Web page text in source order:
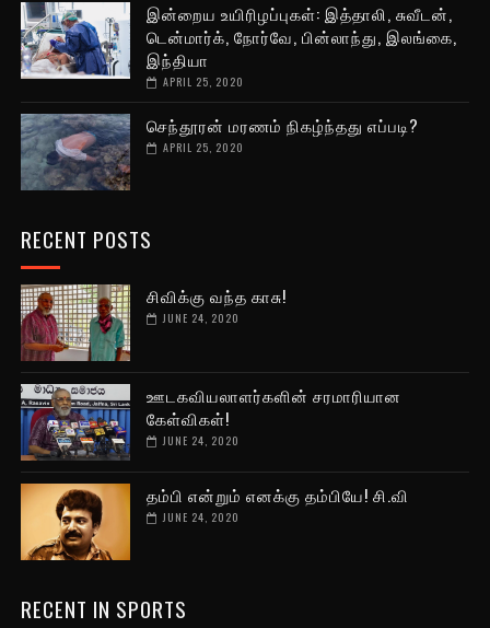
இன்றைய உயிரிழப்புகள்: இத்தாலி, சுவீடன்,
டென்மார்க், நோர்வே, பின்லாந்து, இலங்கை,
இந்தியா
APRIL 25, 2020
செந்தூரன் மரணம் நிகழ்ந்தது எப்படி?
APRIL 25, 2020
RECENT POSTS
சிவிக்கு வந்த காசு!
JUNE 24, 2020
ஊடகவியலாளர்களின் சரமாரியான
கேள்விகள்!
JUNE 24, 2020
தம்பி என்றும் எனக்கு தம்பியே! சி.வி
JUNE 24, 2020
RECENT IN SPORTS